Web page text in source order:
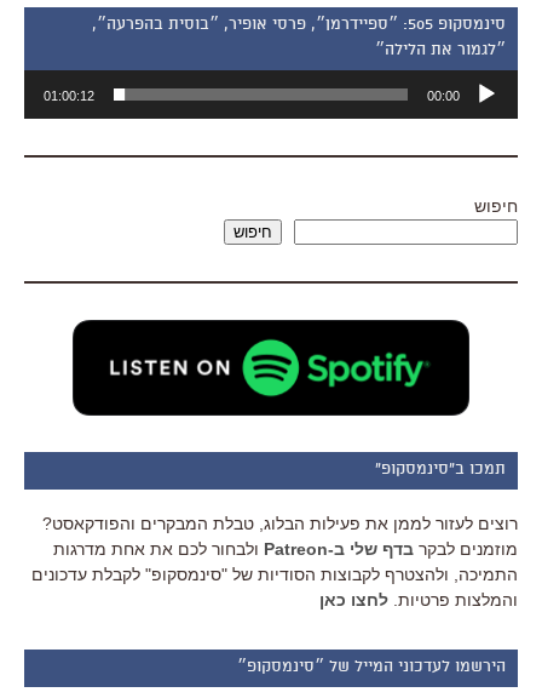
סינמסקופ 505: ״ספיידרמן״, פרסי אופיר, ״בוסית בהפרעה״,
״לגמור את הלילה״
אודיו
00:00
01:00:12
חיפוש
חיפוש
תמכו ב"סינמסקופ"
רוצים לעזור לממן את פעילות הבלוג, טבלת המבקרים והפודקאסט?
מוזמנים לבקר בדף שלי ב-Patreon
ולבחור לכם את אחת מדרגות
התמיכה, ולהצטרף לקבוצות הסודיות של "סינמסקופ" לקבלת עדכונים
והמלצות פרטיות. לחצו כאן
הירשמו לעדכוני המייל של ״סינמסקופ״